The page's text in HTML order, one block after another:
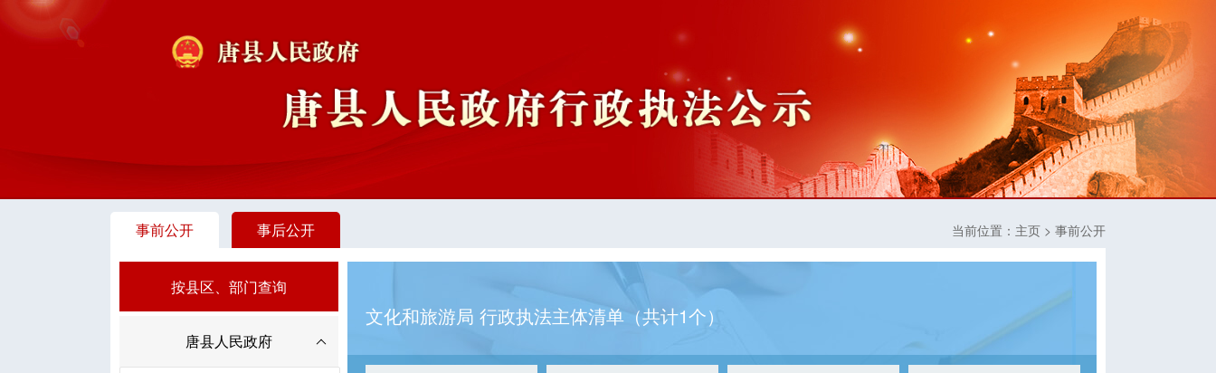
事前公开 事后公开 当前位置： 主页 > 事前公开
按县区、部门查询
唐县人民政府
文化和旅游局 行政执法主体清单（共计1个）